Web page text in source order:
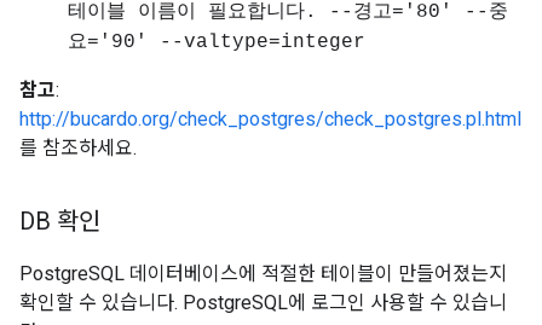
테이블 이름이 필요합니다. --경고='80' --중
요='90' --valtype=integer
참고:
http://bucardo.org/check_postgres/check_postgres.pl.html
를 참조하세요.
DB 확인
PostgreSQL 데이터베이스에 적절한 테이블이 만들어졌는지
확인할 수 있습니다. PostgreSQL에 로그인 사용할 수 있습니